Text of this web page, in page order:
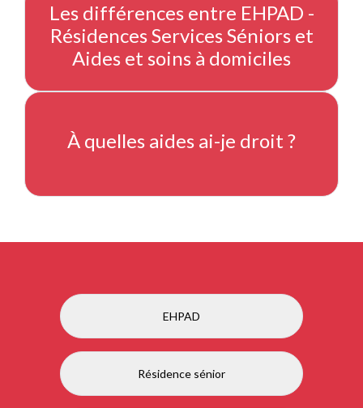
Les différences entre EHPAD -
Résidences Services Séniors et
Aides et soins à domiciles
À quelles aides ai-je droit ?
EHPAD
Résidence sénior